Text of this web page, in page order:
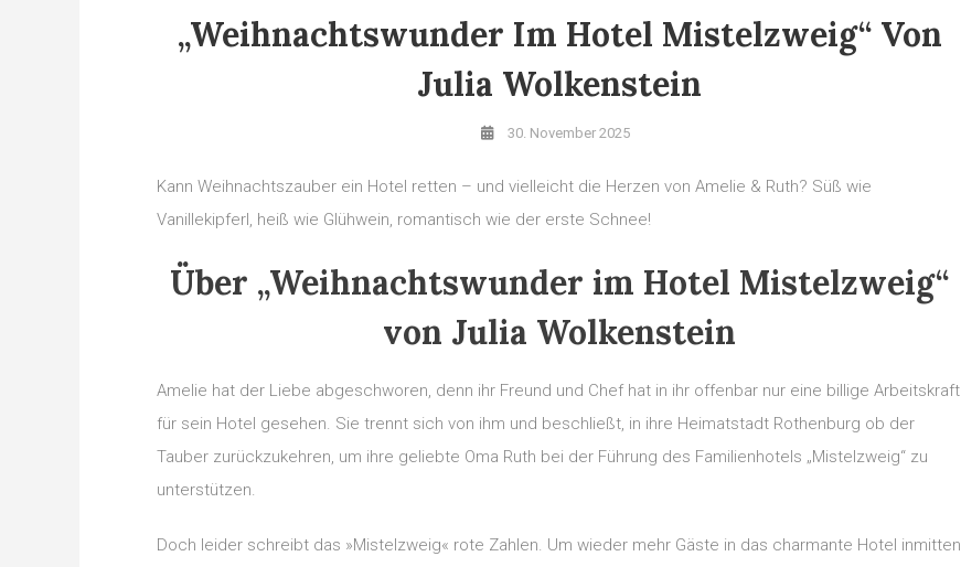
„Weihnachtswunder Im Hotel Mistelzweig“ Von
Julia Wolkenstein
30. November 2025
Kann Weihnachtszauber ein Hotel retten – und vielleicht die Herzen von Amelie & Ruth? Süß wie
Vanillekipferl, heiß wie Glühwein, romantisch wie der erste Schnee!
Über „Weihnachtswunder im Hotel Mistelzweig“
von Julia Wolkenstein
Amelie hat der Liebe abgeschworen, denn ihr Freund und Chef hat in ihr offenbar nur eine billige Arbeitskraft
für sein Hotel gesehen. Sie trennt sich von ihm und beschließt, in ihre Heimatstadt Rothenburg ob der
Tauber zurückzukehren, um ihre geliebte Oma Ruth bei der Führung des Familienhotels „Mistelzweig“ zu
unterstützen.
Doch leider schreibt das »Mistelzweig« rote Zahlen. Um wieder mehr Gäste in das charmante Hotel inmitten